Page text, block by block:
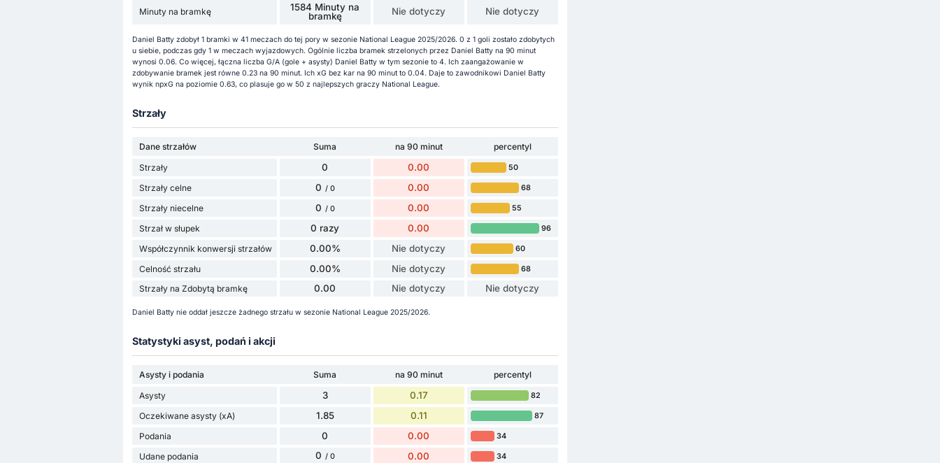
Minuty na bramkę
1584 Minuty na
bramkę
Nie dotyczy Nie dotyczy
Daniel Batty zdobył 1 bramki w 41 meczach do tej pory w sezonie National League 2025/2026. 0 z 1 goli zostało zdobytych
u siebie, podczas gdy 1 w meczach wyjazdowych. Ogólnie liczba bramek strzelonych przez Daniel Batty na 90 minut
wynosi 0.06. Co więcej, łączna liczba G/A (gole + asysty) Daniel Batty w tym sezonie to 4. Ich zaangażowanie w
zdobywanie bramek jest równe 0.23 na 90 minut. Ich xG bez kar na 90 minut to 0.04. Daje to zawodnikowi Daniel Batty
wynik npxG na poziomie 0.63, co plasuje go w 50 z najlepszych graczy National League.
Strzały
Dane strzałów Suma na 90 minut
percentyl
Strzały
0 0.00 50
Strzały celne 0 / 0 0.00 68
Strzały niecelne 0 / 0 0.00 55
Strzał w słupek 0 razy 0.00 96
Współczynnik konwersji strzałów 0.00% Nie dotyczy 60
Celność strzału 0.00% Nie dotyczy 68
Strzały na Zdobytą bramkę 0.00 Nie dotyczy Nie dotyczy
Daniel Batty nie oddał jeszcze żadnego strzału w sezonie National League 2025/2026.
Statystyki asyst, podań i akcji
Asysty i podania Suma na 90 minut
percentyl
Asysty
3 0.17 82
Oczekiwane asysty (xA) 1.85 0.11 87
Podania 0 0.00 34
Udane podania 0 / 0 0.00 34